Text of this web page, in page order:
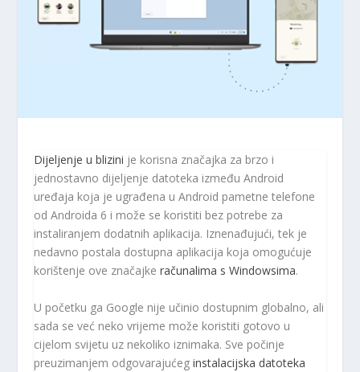
Dijeljenje u blizini je korisna značajka za brzo i
jednostavno dijeljenje datoteka između Android
uređaja koja je ugrađena u Android pametne telefone
od Androida 6 i može se koristiti bez potrebe za
instaliranjem dodatnih aplikacija. Iznenađujući, tek je
nedavno postala dostupna aplikacija koja omogućuje
korištenje ove značajkeračunalima s Windowsima.
U početku ga Google nije učinio dostupnim globalno, ali
sada se već neko vrijeme može koristiti gotovo u
cijelom svijetu uz nekoliko iznimaka. Sve počinje
preuzimanjem odgovarajućeginstalacijska datoteka